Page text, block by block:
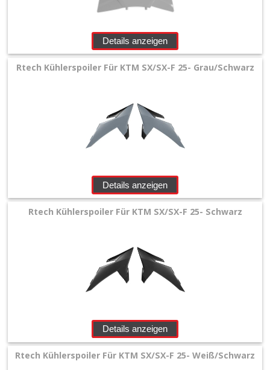
Details anzeigen
Rtech Kühlerspoiler Für KTM SX/SX-F 25- Grau/Schwarz
Details anzeigen
Rtech Kühlerspoiler Für KTM SX/SX-F 25- Schwarz
Details anzeigen
Rtech Kühlerspoiler Für KTM SX/SX-F 25- Weiß/Schwarz